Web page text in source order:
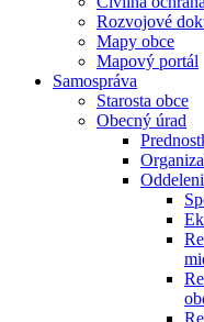
Rozvojové
Mapy obce
Mapový portál
Samospráva
Starosta obce
Obecný úrad